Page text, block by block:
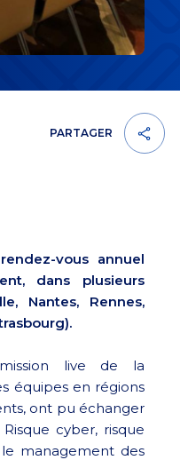
PARTAGER
vous annuel
dans plusieurs
Nantes, Rennes,
live de la
équipes en régions
ont pu échanger
cyber, risque
management des